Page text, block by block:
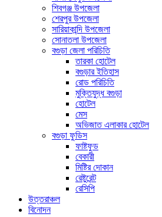
শিবগঞ্জ উপজেলা
শেরপুর উপজেলা
সারিয়াকান্দি উপজেলা
সোনাতলা উপজেলা
বগুড়া জেলা পরিচিতি
তারকা হোটেল
বগুড়ার ইতিহাস
রোড পরিচিতি
মুক্তিযুদ্ধ বগুড়া
হোটেল
মেস
অভিজাত এলাকার হোটেল
বগুড়া ফুডিস
ফাষ্টফুড
বেকারী
মিষ্টির দোকান
রেষ্টুরেন্ট
রেসিপি
উত্তরাঞ্চল
বিনোদন